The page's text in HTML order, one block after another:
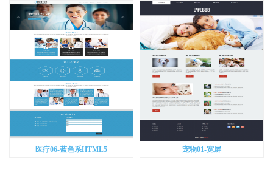
医疗06-蓝色系HTML5 宠物01-宽屏